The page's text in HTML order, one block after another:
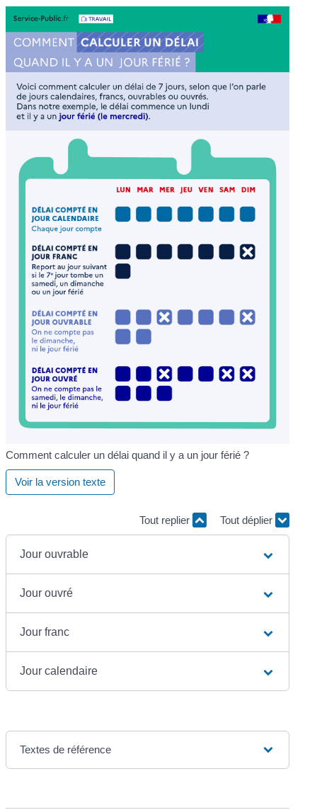
Comment calculer un délai quand il y a un jour férié ?
Voir la version texte
Tout replier Tout déplier
Jour ouvrable
Jour ouvré
Jour franc
Jour calendaire
Textes de référence